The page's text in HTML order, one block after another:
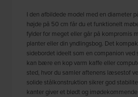
I den afbildede model med en diameter
højde på 50 cm får du et funktionelt
fylder for meget eller går på kompromis
planter eller din yndlingsbog. Det
sidebordet ideelt som en companion ved
kan bære en kop varm kaffe eller
sted, hvor du samler aftenens læsestof
solide stålkonstruktion sikrer god
kanter giver et blødt og